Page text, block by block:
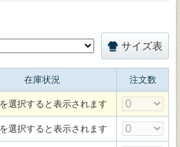
サイズ表
在庫状況 注文数
選択すると表示されます
選択すると表示されます